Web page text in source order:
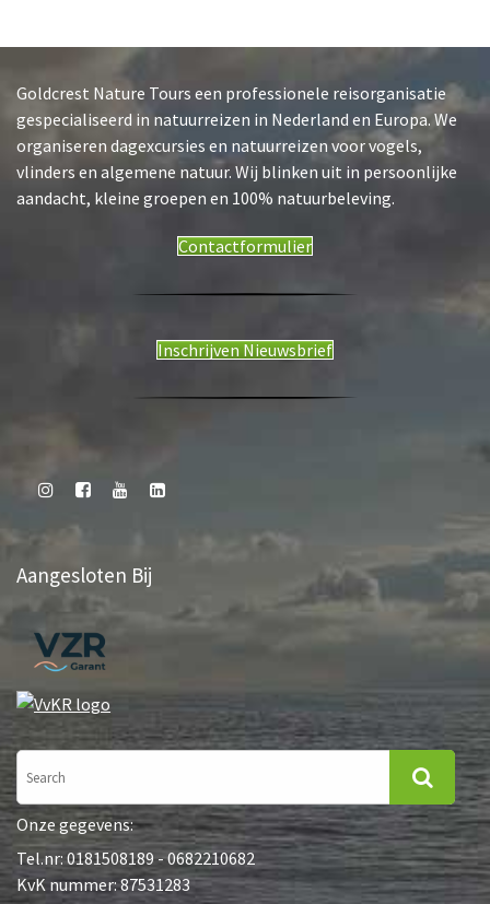
Goldcrest Nature Tours een professionele reisorganisatie
gespecialiseerd in natuurreizen in Nederland en Europa. We
organiseren dagexcursies en natuurreizen voor vogels,
vlinders en algemene natuur. Wij blinken uit in persoonlijke
aandacht, kleine groepen en 100% natuurbeleving.
Contactformulier
Inschrijven Nieuwsbrief
Aangesloten Bij
Onze gegevens:
Tel.nr: 0181508189 - 0682210682
KvK nummer: 87531283